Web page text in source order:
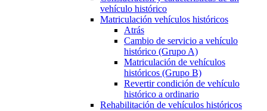
vehículo histórico
Matriculación vehículos históricos
Atrás
Cambio de servicio a vehículo
histórico (Grupo A)
Matriculación de vehículos
históricos (Grupo B)
Revertir condición de vehículo
histórico a ordinario
Rehabilitación de vehículos históricos